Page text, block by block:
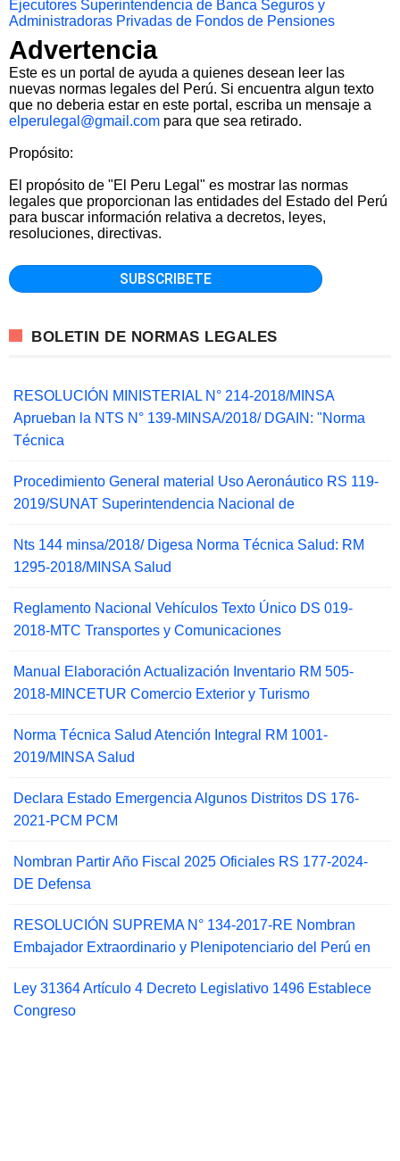
Ejecutores Superintendencia de Banca Seguros y
Administradoras Privadas de Fondos de Pensiones
Advertencia
Este es un portal de ayuda a quienes desean leer las
nuevas normas legales del Perú. Si encuentra algun texto
que no deberia estar en este portal, escriba un mensaje a
elperulegal@gmail.com para que sea retirado.
Propósito:
El propósito de "El Peru Legal" es mostrar las normas
legales que proporcionan las entidades del Estado del Perú
para buscar información relativa a decretos, leyes,
resoluciones, directivas.
BOLETIN DE NORMAS LEGALES
RESOLUCIÓN MINISTERIAL N° 214-2018/MINSA
Aprueban la NTS N° 139-MINSA/2018/ DGAIN: "Norma
Técnica
Procedimiento General material Uso Aeronáutico RS 119-
2019/SUNAT Superintendencia Nacional de
Nts 144 minsa/2018/ Digesa Norma Técnica Salud: RM
1295-2018/MINSA Salud
Reglamento Nacional Vehículos Texto Único DS 019-
2018-MTC Transportes y Comunicaciones
Manual Elaboración Actualización Inventario RM 505-
2018-MINCETUR Comercio Exterior y Turismo
Norma Técnica Salud Atención Integral RM 1001-
2019/MINSA Salud
Declara Estado Emergencia Algunos Distritos DS 176-
2021-PCM PCM
Nombran Partir Año Fiscal 2025 Oficiales RS 177-2024-
DE Defensa
RESOLUCIÓN SUPREMA N° 134-2017-RE Nombran
Embajador Extraordinario y Plenipotenciario del Perú en
Ley 31364 Artículo 4 Decreto Legislativo 1496 Establece
Congreso